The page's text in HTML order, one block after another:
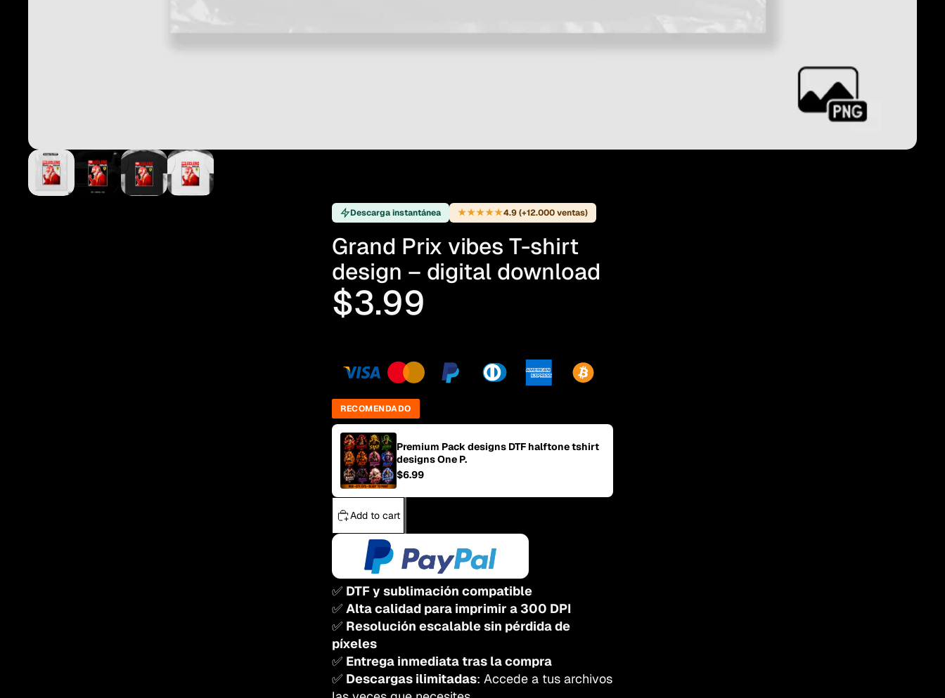
Descarga instantánea ★★★★★4.9 (+12.000 ventas)
Grand Prix vibes T-shirt
design – digital download
$3.99
RECOMENDADO
Premium Pack designs DTF halftone tshirt
designs One P.
$6.99
Add to cart
✅ DTF y sublimación compatible
✅ Alta calidad para imprimir a 300 DPI
✅ Resolución escalable sin pérdida de
píxeles
✅ Entrega inmediata tras la compra
✅ Descargas ilimitadas: Accede a tus archivos